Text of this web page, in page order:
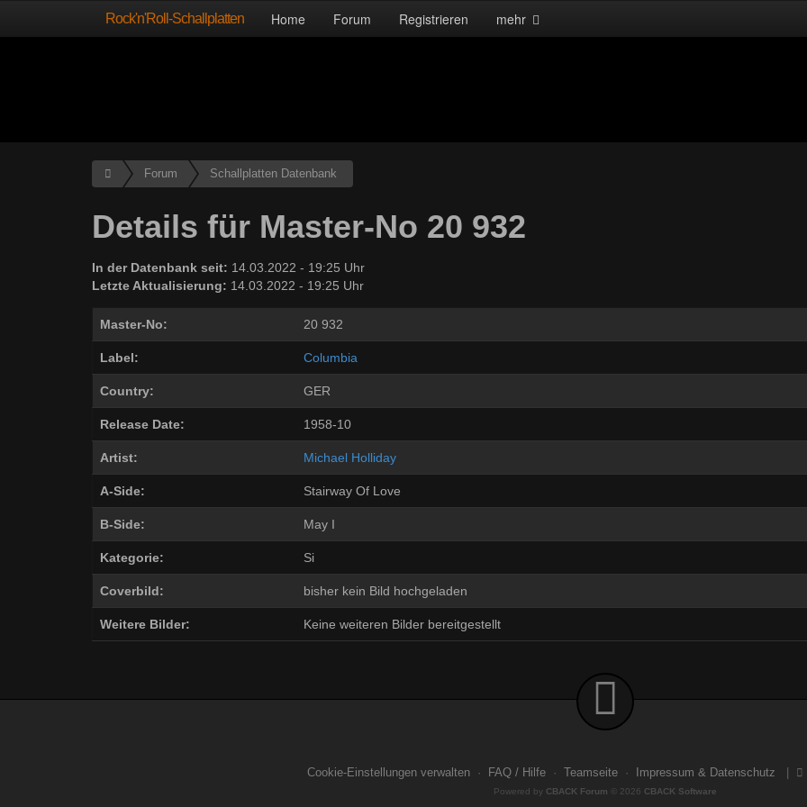
Rock'n'Roll-Schallplatten Home Forum Registrieren mehr
Forum Schallplatten Datenbank
Details für Master-No 20 932
In der Datenbank seit: 14.03.2022 - 19:25 Uhr
Letzte Aktualisierung: 14.03.2022 - 19:25 Uhr
Master-No: 20 932
Label: Columbia
Country: GER
Release Date: 1958-10
Artist: Michael Holliday
A-Side: Stairway Of Love
B-Side: May I
Kategorie: Si
Coverbild: bisher kein Bild hochgeladen
Weitere Bilder: Keine weiteren Bilder bereitgestellt
Cookie-Einstellungen verwalten· FAQ / Hilfe· Teamseite· Impressum & Datenschutz
Powered by CBACK Forum © 2026 CBACK Software